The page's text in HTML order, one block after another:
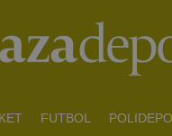
FUTBOL